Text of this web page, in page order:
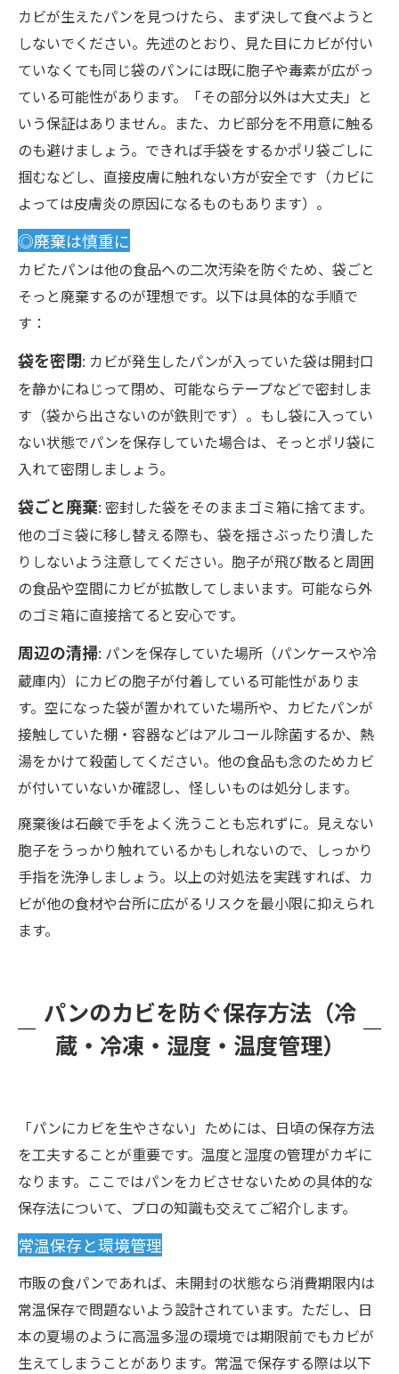
カビが生えたパンを見つけたら、まず決して食べようと
しないでください。先述のとおり、見た目にカビが付い
ていなくても同じ袋のパンには既に胞子や毒素が広がっ
ている可能性があります。「その部分以外は大丈夫」と
いう保証はありません。また、カビ部分を不用意に触る
のも避けましょう。できれば手袋をするかポリ袋ごしに
掴むなどし、直接皮膚に触れない方が安全です（カビに
よっては皮膚炎の原因になるものもあります）。
◎廃棄は慎重に
カビたパンは他の食品への二次汚染を防ぐため、袋ごと
そっと廃棄するのが理想です。以下は具体的な手順で
す：
袋を密閉: カビが発生したパンが入っていた袋は開封口
を静かにねじって閉め、可能ならテープなどで密封しま
す（袋から出さないのが鉄則です）。もし袋に入ってい
ない状態でパンを保存していた場合は、そっとポリ袋に
入れて密閉しましょう。
袋ごと廃棄: 密封した袋をそのままゴミ箱に捨てます。
他のゴミ袋に移し替える際も、袋を揺さぶったり潰した
りしないよう注意してください。胞子が飛び散ると周囲
の食品や空間にカビが拡散してしまいます。可能なら外
のゴミ箱に直接捨てると安心です。
周辺の清掃: パンを保存していた場所（パンケースや冷
蔵庫内）にカビの胞子が付着している可能性がありま
す。空になった袋が置かれていた場所や、カビたパンが
接触していた棚・容器などはアルコール除菌するか、熱
湯をかけて殺菌してください。他の食品も念のためカビ
が付いていないか確認し、怪しいものは処分します。
廃棄後は石鹸で手をよく洗うことも忘れずに。見えない
胞子をうっかり触れているかもしれないので、しっかり
手指を洗浄しましょう。以上の対処法を実践すれば、カ
ビが他の食材や台所に広がるリスクを最小限に抑えられ
ます。
パンのカビを防ぐ保存方法（冷
蔵・冷凍・湿度・温度管理）
「パンにカビを生やさない」ためには、日頃の保存方法
を工夫することが重要です。温度と湿度の管理がカギに
なります。ここではパンをカビさせないための具体的な
保存法について、プロの知識も交えてご紹介します。
常温保存と環境管理
市販の食パンであれば、未開封の状態なら消費期限内は
常温保存で問題ないよう設計されています。ただし、日
本の夏場のように高温多湿の環境では期限前でもカビが
生えてしまうことがあります。常温で保存する際は以下